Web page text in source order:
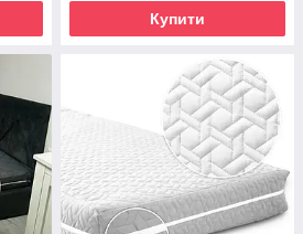
Купити